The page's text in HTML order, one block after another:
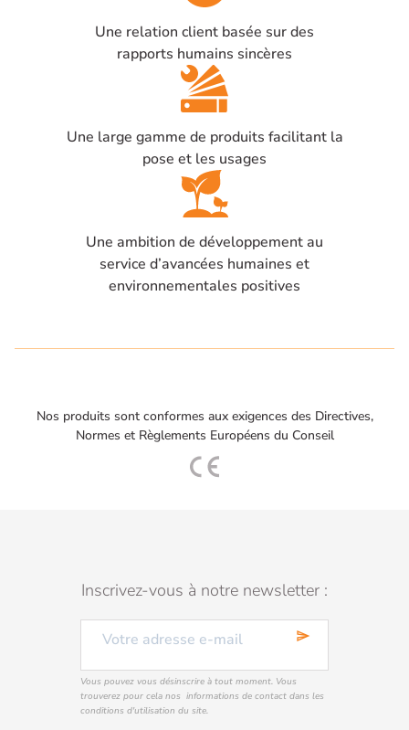
Une relation client basée sur des
rapports humains sincères
Une large gamme de produits facilitant la
pose et les usages
Une ambition de développement au
service d’avancées humaines et
environnementales positives
Nos produits sont conformes aux exigences des Directives,
Normes et Règlements Européens du Conseil
Inscrivez-vous à notre newsletter :
send
Vous pouvez vous désinscrire à tout moment. Vous
trouverez pour cela nos informations de contact dans les
conditions d'utilisation du site.